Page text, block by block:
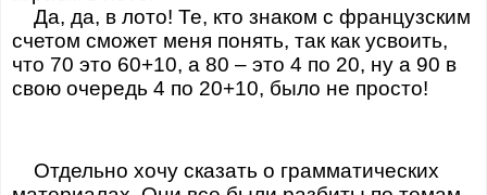
Да, да, в лото! Те, кто знаком с французским
счетом сможет меня понять, так как усвоить,
что 70 это 60+10, а 80 – это 4 по 20, ну а 90 в
свою очередь 4 по 20+10, было не просто!
Отдельно хочу сказать о грамматических